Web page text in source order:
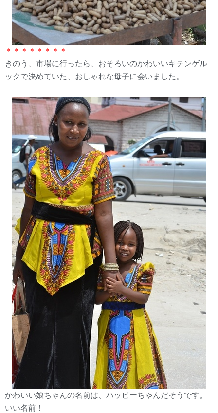
＊＊＊＊＊＊＊＊
きのう、市場に行ったら、おそろいのかわいいキテンゲル
ックで決めていた、おしゃれな母子に会いました。
かわいい娘ちゃんの名前は、ハッピーちゃんだそうです。
いい名前！